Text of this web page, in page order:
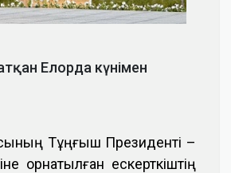
Елорда күнімен
Тұңғыш Президенті –
орнатылған ескерткіштің